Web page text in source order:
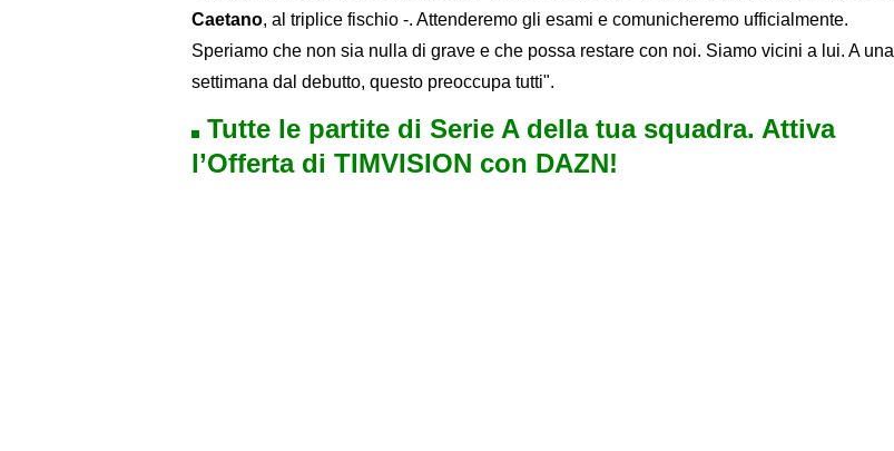
Caetano, al triplice fischio -. Attenderemo gli esami e comunicheremo ufficialmente.
Speriamo che non sia nulla di grave e che possa restare con noi. Siamo vicini a lui. A una
settimana dal debutto, questo preoccupa tutti".
Tutte le partite di Serie A della tua squadra. Attiva
l’Offerta di TIMVISION con DAZN!